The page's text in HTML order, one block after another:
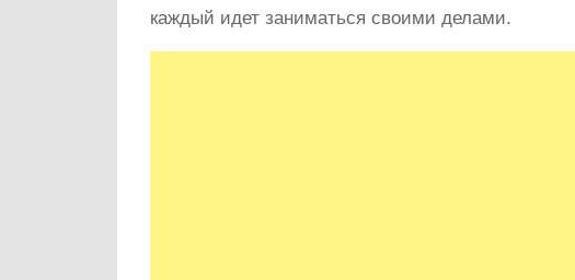
каждый идет заниматься своими делами.